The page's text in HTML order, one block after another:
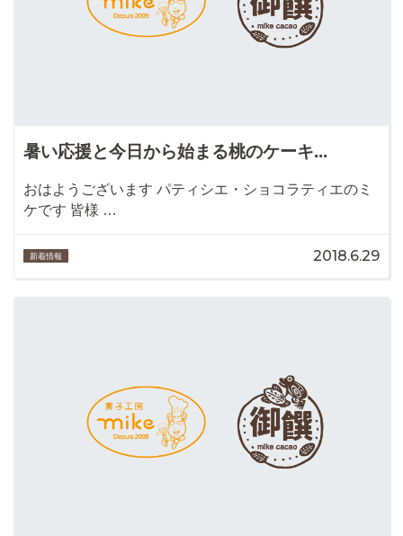
暑い応援と今日から始まる桃のケーキ...
おはようございます パティシエ・ショコラティエのミ
ケです 皆様 …
新着情報 2018.6.29